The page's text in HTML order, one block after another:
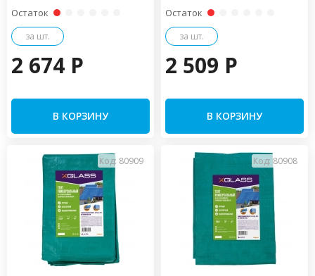
Остаток
за шт.
2 674 P
В КОРЗИНУ
Остаток
за шт.
2 509 P
В КОРЗИНУ
Код: 80909 Код: 80908